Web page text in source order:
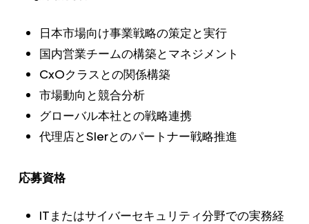
日本市場向け事業戦略の策定と実行
国内営業チームの構築とマネジメント
CxOクラスとの関係構築
市場動向と競合分析
グローバル本社との戦略連携
代理店とSIerとのパートナー戦略推進
応募資格
ITまたはサイバーセキュリティ分野での実務経